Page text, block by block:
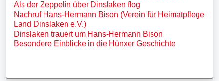
Als der Zeppelin über Dinslaken flog
Nachruf Hans-Hermann Bison (Verein für Heimatpflege
Land Dinslaken e.V.)
Dinslaken trauert um Hans-Hermann Bison
Besondere Einblicke in die Hünxer Geschichte